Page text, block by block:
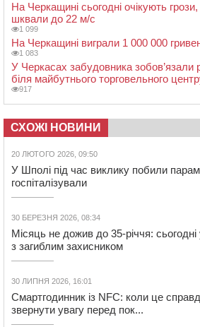
На Черкащині сьогодні очікують
шквали до 22 м/с
1 099
На Черкащині виграли 1 000 000
1 083
У Черкасах забудовника зобов’язали
біля майбутнього торговельного
917
СХОЖІ НОВИНИ
20 ЛЮТОГО 2026, 09:50
У Шполі під час виклику побили
госпіталізували
30 БЕРЕЗНЯ 2026, 08:34
Місяць не дожив до 35-річчя:
з загиблим захисником
30 ЛИПНЯ 2026, 16:01
Смартгодинник із NFC: коли це
звернути увагу перед пок...